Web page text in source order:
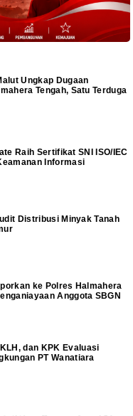
Ungkap Dugaan
Tengah, Satu Terduga
Raih Sertifikat SNI ISO/IEC
Informasi
Distribusi Minyak Tanah
ke Polres Halmahera
Anggota SBGN
dan KPK Evaluasi
PT Wanatiara